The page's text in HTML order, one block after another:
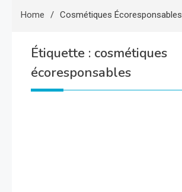
Home Cosmétiques Écoresponsables
Étiquette : cosmétiques
écoresponsables